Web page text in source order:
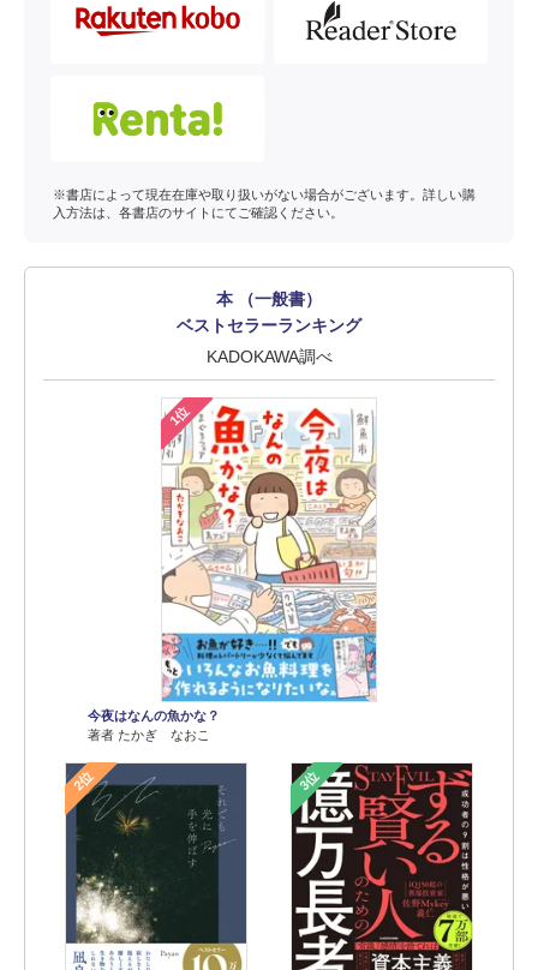
※書店によって現在在庫や取り扱いがない場合がございます。詳しい購
入方法は、各書店のサイトにてご確認ください。
本 （一般書）
ベストセラーランキング
KADOKAWA調べ
1位
今夜はなんの魚かな？
著者 たかぎ なおこ
2位 3位